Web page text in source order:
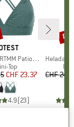
Patio Triangle
Top
Preis
reduzierter Preis
CHF 23.37
4.9(23)
Artikel
HeladagenSt.
CHF